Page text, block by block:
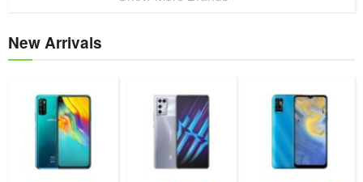
New Arrivals